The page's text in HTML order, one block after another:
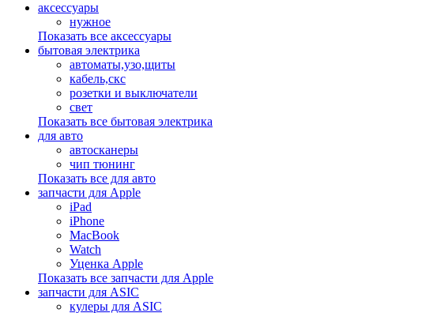
аксессуары
нужное
Показать все аксессуары
бытовая электрика
автоматы,узо,щиты
кабель,скс
розетки и выключатели
свет
Показать все бытовая электрика
для авто
автосканеры
чип тюнинг
Показать все для авто
запчасти для Apple
iPad
iPhone
MacBook
Watch
Уценка Apple
Показать все запчасти для Apple
запчасти для ASIC
кулеры для ASIC